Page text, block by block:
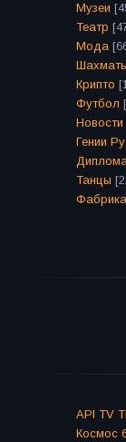
Музеи
Театр
Мода
Крипто
Футбол
Новости
Гении
Танцы
API TV
Космос